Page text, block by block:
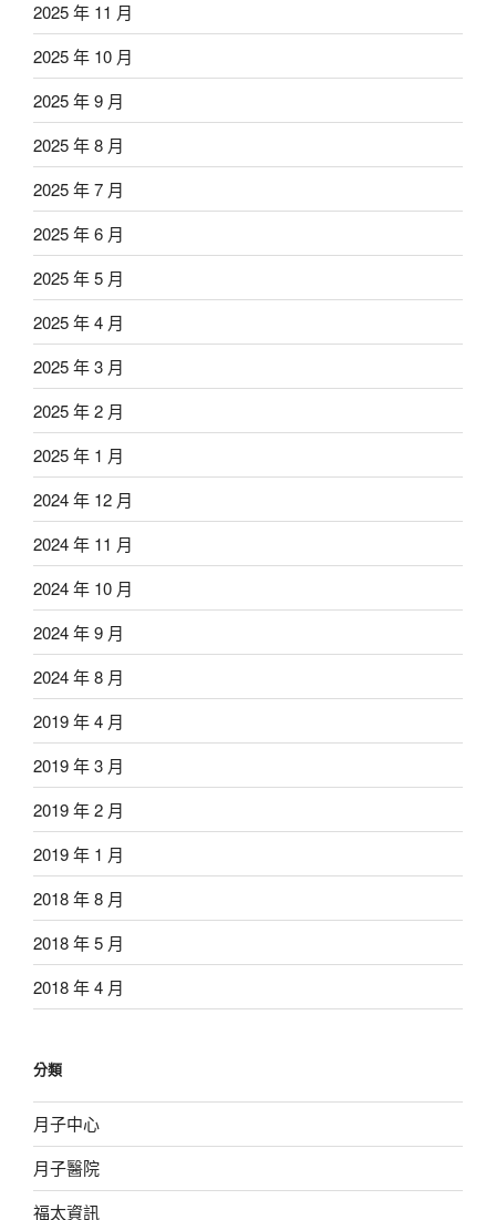
2025 年 11 月
2025 年 10 月
2025 年 9 月
2025 年 8 月
2025 年 7 月
2025 年 6 月
2025 年 5 月
2025 年 4 月
2025 年 3 月
2025 年 2 月
2025 年 1 月
2024 年 12 月
2024 年 11 月
2024 年 10 月
2024 年 9 月
2024 年 8 月
2019 年 4 月
2019 年 3 月
2019 年 2 月
2019 年 1 月
2018 年 8 月
2018 年 5 月
2018 年 4 月
分類
月子中心
月子醫院
福太資訊